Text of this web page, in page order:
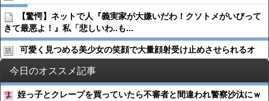
【驚愕】ネットで人『義実家が大嫌いだわ！クソトメがいびって
きて最悪よ！』私「悲しいわ..も...
可愛く見つめる美少女の笑顔で大量顔射受け止めさせられるオ
今日のオススメ記事
姪っ子とクレープを買っていたら不審者と間違われ警察沙汰にｗ